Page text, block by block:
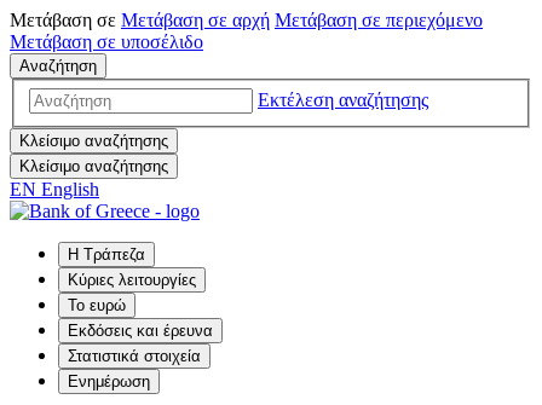
Μετάβαση σε Μετάβαση σε αρχή Μετάβαση σε περιεχόμενο
Μετάβαση σε υποσέλιδο
Αναζήτηση
Εκτέλεση αναζήτησης
Κλείσιμο αναζήτησης
Κλείσιμο αναζήτησης
EN English
Η Τράπεζα
Κύριες λειτουργίες
Το ευρώ
Εκδόσεις και έρευνα
Στατιστικά στοιχεία
Ενημέρωση